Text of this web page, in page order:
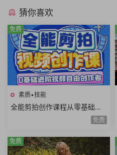
猜你喜欢
素质•技能
全能剪拍创作课程从零基础到
进阶视频拍摄视频剪辑视频自
免费
免费
免费